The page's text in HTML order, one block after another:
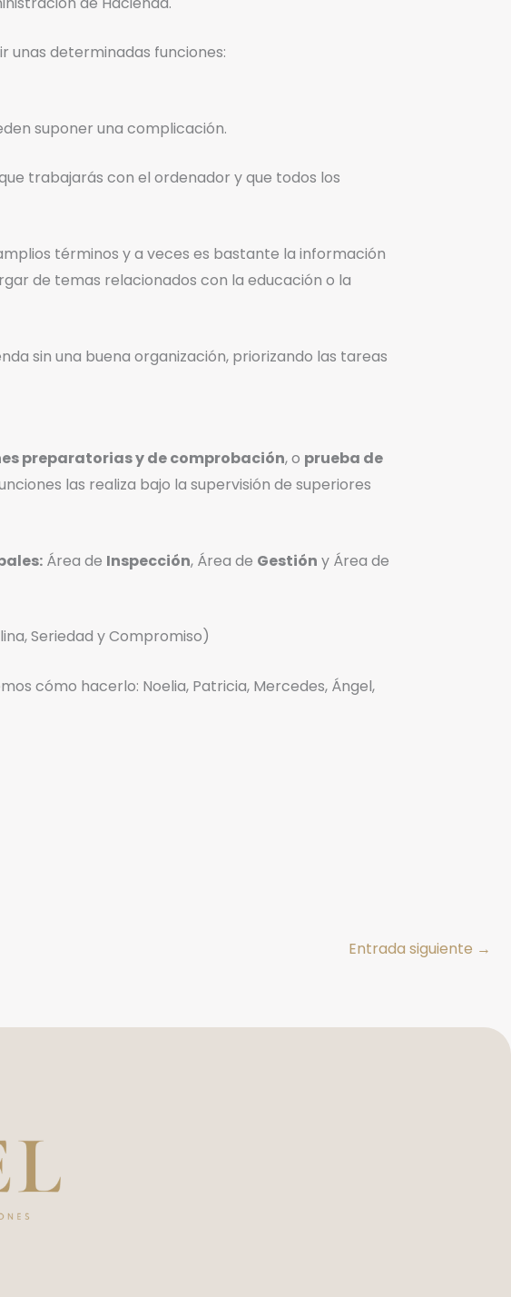
unas determinadas funciones:
suponer una complicación.
trabajarás con el ordenador y que todos los
términos y a veces es bastante la información
de temas relacionados con la educación o la
sin una buena organización, priorizando las tareas
preparatorias y de comprobación, o prueba de
las realiza bajo la supervisión de superiores
Área de Inspección, Área de Gestión y Área de
Seriedad y Compromiso)
cómo hacerlo: Noelia, Patricia, Mercedes, Ángel,
Entrada siguiente →